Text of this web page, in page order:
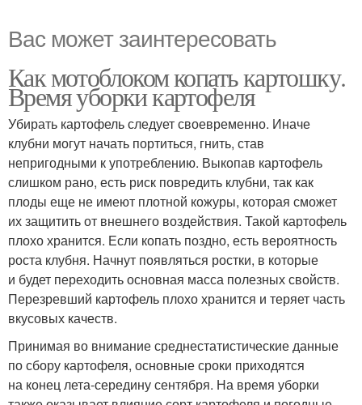
Вас может заинтересовать
Как мотоблоком копать картошку.
Время уборки картофеля
Убирать картофель следует своевременно. Иначе
клубни могут начать портиться, гнить, став
непригодными к употреблению. Выкопав картофель
слишком рано, есть риск повредить клубни, так как
плоды еще не имеют плотной кожуры, которая сможет
их защитить от внешнего воздействия. Такой картофель
плохо хранится. Если копать поздно, есть вероятность
роста клубня. Начнут появляться ростки, в которые
и будет переходить основная масса полезных свойств.
Перезревший картофель плохо хранится и теряет часть
вкусовых качеств.
Принимая во внимание среднестатистические данные
по сбору картофеля, основные сроки приходятся
на конец лета-середину сентября. На время уборки